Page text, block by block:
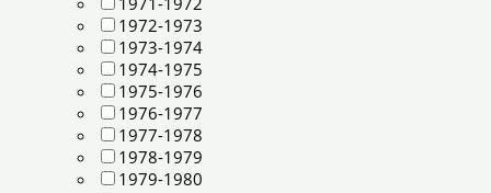
1972-1973
1973-1974
1974-1975
1975-1976
1976-1977
1977-1978
1978-1979
1979-1980